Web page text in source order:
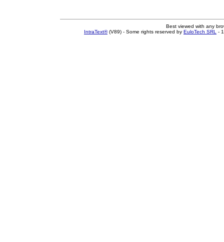
Best viewed with any
IntraText®(V89) - Some rights reserved by EuloTech SRL -